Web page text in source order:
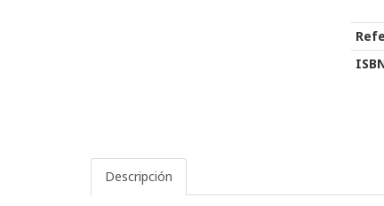
Descripción